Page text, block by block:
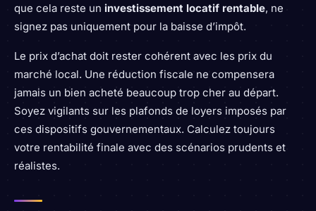
que cela reste un investissement locatif rentable, ne
signez pas uniquement pour la baisse d’impôt.
Le prix d’achat doit rester cohérent avec les prix du
marché local. Une réduction fiscale ne compensera
jamais un bien acheté beaucoup trop cher au départ.
Soyez vigilants sur les plafonds de loyers imposés par
ces dispositifs gouvernementaux. Calculez toujours
votre rentabilité finale avec des scénarios prudents et
réalistes.